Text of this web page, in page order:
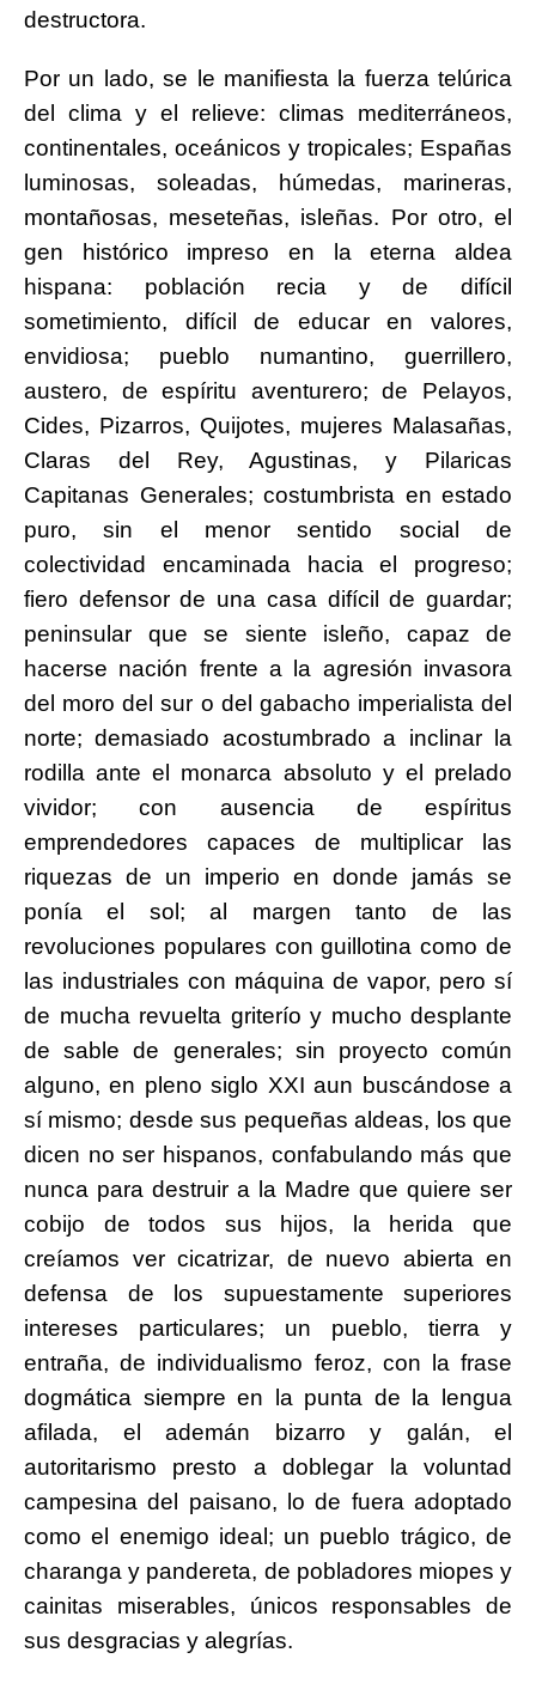
destructora.
Por un lado, se le manifiesta la fuerza telúrica
del clima y el relieve: climas mediterráneos,
continentales, oceánicos y tropicales; Españas
luminosas, soleadas, húmedas, marineras,
montañosas, meseteñas, isleñas. Por otro, el
gen histórico impreso en la eterna aldea
hispana: población recia y de difícil
sometimiento, difícil de educar en valores,
envidiosa; pueblo numantino, guerrillero,
austero, de espíritu aventurero; de Pelayos,
Cides, Pizarros, Quijotes, mujeres Malasañas,
Claras del Rey, Agustinas, y Pilaricas
Capitanas Generales; costumbrista en estado
puro, sin el menor sentido social de
colectividad encaminada hacia el progreso;
fiero defensor de una casa difícil de guardar;
peninsular que se siente isleño, capaz de
hacerse nación frente a la agresión invasora
del moro del sur o del gabacho imperialista del
norte; demasiado acostumbrado a inclinar la
rodilla ante el monarca absoluto y el prelado
vividor; con ausencia de espíritus
emprendedores capaces de multiplicar las
riquezas de un imperio en donde jamás se
ponía el sol; al margen tanto de las
revoluciones populares con guillotina como de
las industriales con máquina de vapor, pero sí
de mucha revuelta griterío y mucho desplante
de sable de generales; sin proyecto común
alguno, en pleno siglo XXI aun buscándose a
sí mismo; desde sus pequeñas aldeas, los que
dicen no ser hispanos, confabulando más que
nunca para destruir a la Madre que quiere ser
cobijo de todos sus hijos, la herida que
creíamos ver cicatrizar, de nuevo abierta en
defensa de los supuestamente superiores
intereses particulares; un pueblo, tierra y
entraña, de individualismo feroz, con la frase
dogmática siempre en la punta de la lengua
afilada, el ademán bizarro y galán, el
autoritarismo presto a doblegar la voluntad
campesina del paisano, lo de fuera adoptado
como el enemigo ideal; un pueblo trágico, de
charanga y pandereta, de pobladores miopes y
cainitas miserables, únicos responsables de
sus desgracias y alegrías.